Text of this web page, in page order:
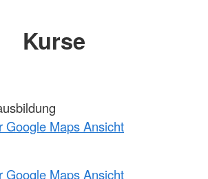
Kurse
Google Maps Ansicht
Google Maps Ansicht